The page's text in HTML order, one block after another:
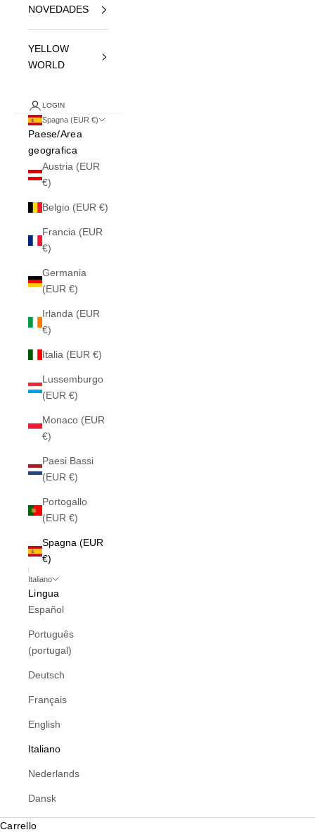
NOVEDADES
YELLOW
WORLD
LOGIN
Spagna (EUR €)
Paese/Area
geografica
Austria (EUR
€)
Belgio (EUR €)
Francia (EUR
€)
Germania
(EUR €)
Irlanda (EUR
€)
Italia (EUR €)
Lussemburgo
(EUR €)
Monaco (EUR
€)
Paesi Bassi
(EUR €)
Portogallo
(EUR €)
Spagna (EUR
€)
Italiano
Lingua
Español
Português
(portugal)
Deutsch
Français
English
Italiano
Nederlands
Dansk
Carrello